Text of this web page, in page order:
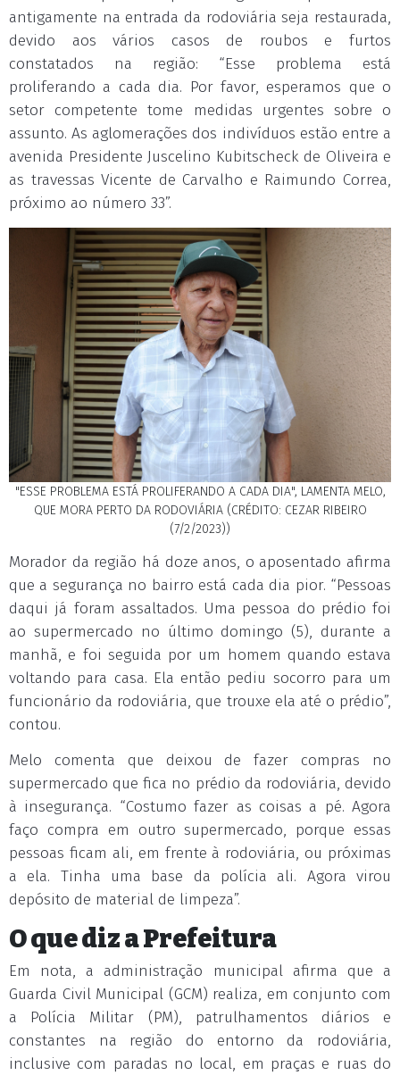
antigamente na entrada da rodoviária seja restaurada,
devido aos vários casos de roubos e furtos
constatados na região: “Esse problema está
proliferando a cada dia. Por favor, esperamos que o
setor competente tome medidas urgentes sobre o
assunto. As aglomerações dos indivíduos estão entre a
avenida Presidente Juscelino Kubitscheck de Oliveira e
as travessas Vicente de Carvalho e Raimundo Correa,
próximo ao número 33”.
"ESSE PROBLEMA ESTÁ PROLIFERANDO A CADA DIA", LAMENTA MELO,
QUE MORA PERTO DA RODOVIÁRIA (CRÉDITO: CEZAR RIBEIRO
(7/2/2023))
Morador da região há doze anos, o aposentado afirma
que a segurança no bairro está cada dia pior. “Pessoas
daqui já foram assaltados. Uma pessoa do prédio foi
ao supermercado no último domingo (5), durante a
manhã, e foi seguida por um homem quando estava
voltando para casa. Ela então pediu socorro para um
funcionário da rodoviária, que trouxe ela até o prédio”,
contou.
Melo comenta que deixou de fazer compras no
supermercado que fica no prédio da rodoviária, devido
à insegurança. “Costumo fazer as coisas a pé. Agora
faço compra em outro supermercado, porque essas
pessoas ficam ali, em frente à rodoviária, ou próximas
a ela. Tinha uma base da polícia ali. Agora virou
depósito de material de limpeza”.
O que diz a Prefeitura
Em nota, a administração municipal afirma que a
Guarda Civil Municipal (GCM) realiza, em conjunto com
a Polícia Militar (PM), patrulhamentos diários e
constantes na região do entorno da rodoviária,
inclusive com paradas no local, em praças e ruas do